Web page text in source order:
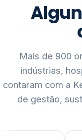
Mais de 900
indústrias,
contaram com a
de gestão,